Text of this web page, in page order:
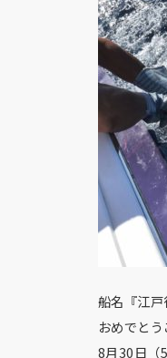
船名『江戸
おめでとう
8月30日（5